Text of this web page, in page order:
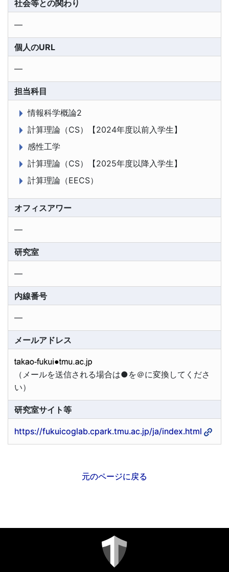
社会等との関わり
―
個人のURL
―
担当科目
情報科学概論2
計算理論（CS）【2024年度以前入学生】
感性工学
計算理論（CS）【2025年度以降入学生】
計算理論（EECS）
オフィスアワー
―
研究室
―
内線番号
―
メールアドレス
（メールを送信される場合は●を＠に変換してくださ
い）
研究室サイト等
https://fukuicoglab.cpark.tmu.ac.jp/ja/index.html
元のページに戻る